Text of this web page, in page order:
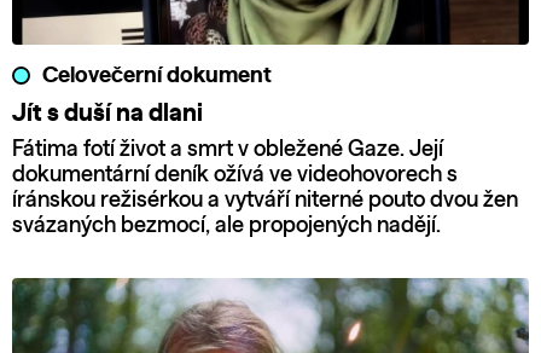
Celovečerní dokument
Jít s duší na dlani
Fátima fotí život a smrt v obležené Gaze. Její
dokumentární deník ožívá ve videohovorech s
íránskou režisérkou a vytváří niterné pouto dvou žen
svázaných bezmocí, ale propojených nadějí.